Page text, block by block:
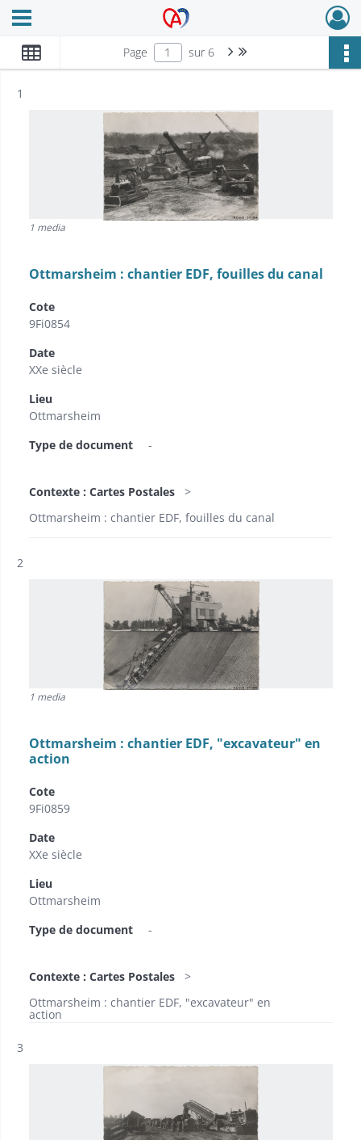
Archives Alsace - Colmar
Ouvrir le menu déroulant
Page sur 6 Page suivante : 1/6
Résultat n°
1
1 media
Ottmarsheim : chantier EDF, fouilles du canal
Cote
9Fi0854
Date
XXe siècle
Lieu
Ottmarsheim
Type de document
-
Contexte : Cartes Postales
Ottmarsheim : chantier EDF, fouilles du canal
Résultat n°
2
1 media
Ottmarsheim : chantier EDF, "excavateur" en
action
Cote
9Fi0859
Date
XXe siècle
Lieu
Ottmarsheim
Type de document
-
Contexte : Cartes Postales
Ottmarsheim : chantier EDF, "excavateur" en
action
Résultat n°
3